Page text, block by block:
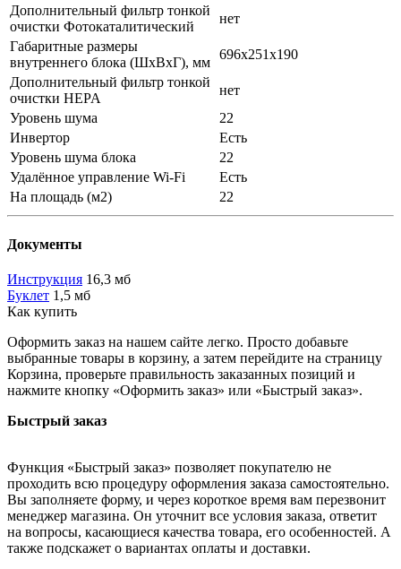
Дополнительный фильтр тонкой
очистки Фотокаталитический
нет
Габаритные размеры
внутреннего блока (ШхВхГ), мм
696x251x190
Дополнительный фильтр тонкой
очистки HEPA
нет
Уровень шума
22
Инвертор
Есть
Уровень шума блока
22
Удалённое управление Wi-Fi
Есть
На площадь (м2)
22
Документы
Инструкция 16,3 мб
Буклет 1,5 мб
Как купить
Оформить заказ на нашем сайте легко. Просто добавьте
выбранные товары в корзину, а затем перейдите на страницу
Корзина, проверьте правильность заказанных позиций и
нажмите кнопку «Оформить заказ» или «Быстрый заказ».
Быстрый заказ
Функция «Быстрый заказ» позволяет покупателю не
проходить всю процедуру оформления заказа самостоятельно.
Вы заполняете форму, и через короткое время вам перезвонит
менеджер магазина. Он уточнит все условия заказа, ответит
на вопросы, касающиеся качества товара, его особенностей. А
также подскажет о вариантах оплаты и доставки.